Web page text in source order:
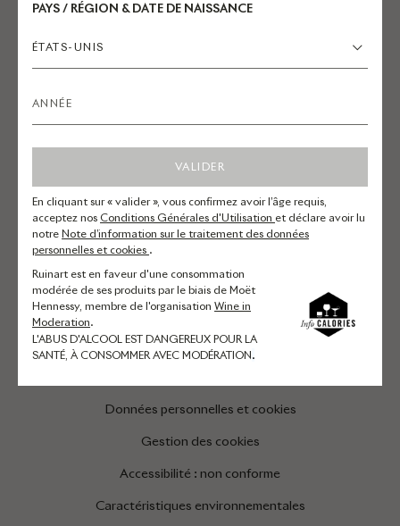
PAYS / RÉGION & DATE DE NAISSANCE
ÉTATS-UNIS
VALIDER
En cliquant sur « valider », vous confirmez avoir l’âge requis,
acceptez nos Conditions Générales d'Utilisation et déclare avoir lu
notre Note d’information sur le traitement des données
personnelles et cookies .
Ruinart est en faveur d'une consommation
modérée de ses produits par le biais de Moët
Hennessy, membre de l'organisation Wine in
Moderation.
L'ABUS D'ALCOOL EST DANGEREUX POUR LA
SANTÉ, À CONSOMMER AVEC MODÉRATION.
Suivi, livraisons et retours
Visites et expériences
Autres questions
Compte et newsletter
Nous contacter
MENTIONS LÉGALES
Données personnelles et cookies
Gestion des cookies
Accessibilité : non conforme
Caractéristiques environnementales